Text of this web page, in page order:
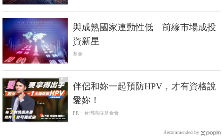
與成熟國家連動性低 前緣市場成投
資新星
基金
PR
伴侶和妳一起預防HPV，才有資格說
愛妳！
PR・台灣癌症基金會
Recommended by